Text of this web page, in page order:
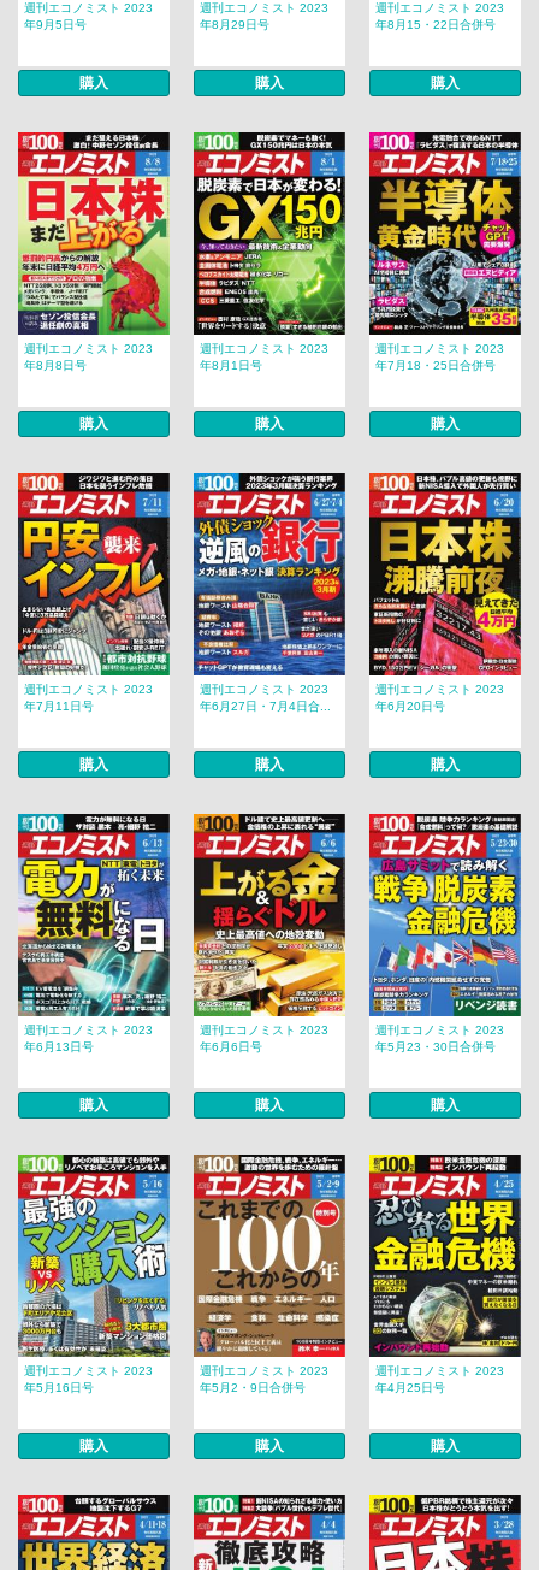
週刊エコノミスト 2023
年9月5日号
購入
週刊エコノミスト 2023
年8月29日号
購入
週刊エコノミスト 2023
年8月15・22日合併号
購入
週刊エコノミスト 2023
年8月8日号
購入
週刊エコノミスト 2023
年8月1日号
購入
週刊エコノミスト 2023
年7月18・25日合併号
購入
週刊エコノミスト 2023
年7月11日号
購入
週刊エコノミスト 2023
年6月27日・7月4日合...
購入
週刊エコノミスト 2023
年6月20日号
購入
週刊エコノミスト 2023
年6月13日号
購入
週刊エコノミスト 2023
年6月6日号
購入
週刊エコノミスト 2023
年5月23・30日合併号
購入
週刊エコノミスト 2023
年5月16日号
購入
週刊エコノミスト 2023
年5月2・9日合併号
購入
週刊エコノミスト 2023
年4月25日号
購入